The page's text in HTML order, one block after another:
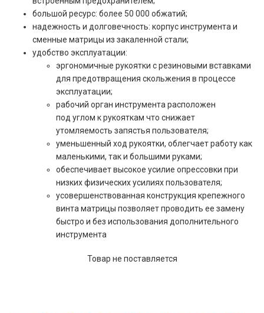
большой ресурс: более 50 000 обжатий;
надежность и долговечность: корпус инструмента и
сменные матрицы из закаленной стали;
удобство эксплуатации:
эргономичные рукоятки с резиновыми вставками
для предотвращения скольжения в процессе
эксплуатации;
рабочий орган инструмента расположен
под углом к рукояткам что снижает
утомляемость запястья пользователя;
уменьшенный ход рукоятки, облегчает работу как
маленькими, так и большими руками;
обеспечивает высокое усилие опрессовки при
низких физических усилиях пользователя;
усовершенствованная конструкция крепежного
винта матрицы позволяет проводить ее замену
быстро и без использования дополнительного
инструмента
Товар не поставляется